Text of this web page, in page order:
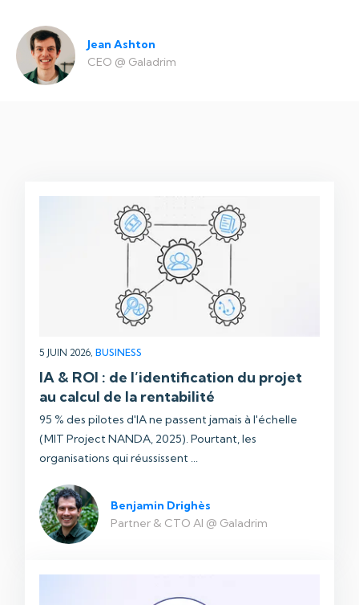
Jean Ashton
CEO @ Galadrim
5 JUIN 2026, BUSINESS
IA & ROI : de l’identification du projet
au calcul de la rentabilité
95 % des pilotes d'IA ne passent jamais à l'échelle
(MIT Project NANDA, 2025). Pourtant, les
organisations qui réussissent ...
Benjamin Drighès
Partner & CTO AI @ Galadrim